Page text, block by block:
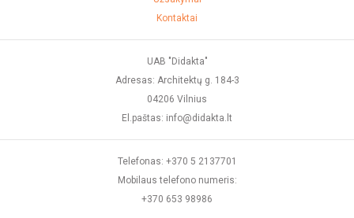
Kontaktai
UAB "Didakta"
Adresas: Architektų g. 184-3
04206 Vilnius
El.paštas: info@didakta.lt
Telefonas: +370 5 2137701
Mobilaus telefono numeris:
+370 653 98986